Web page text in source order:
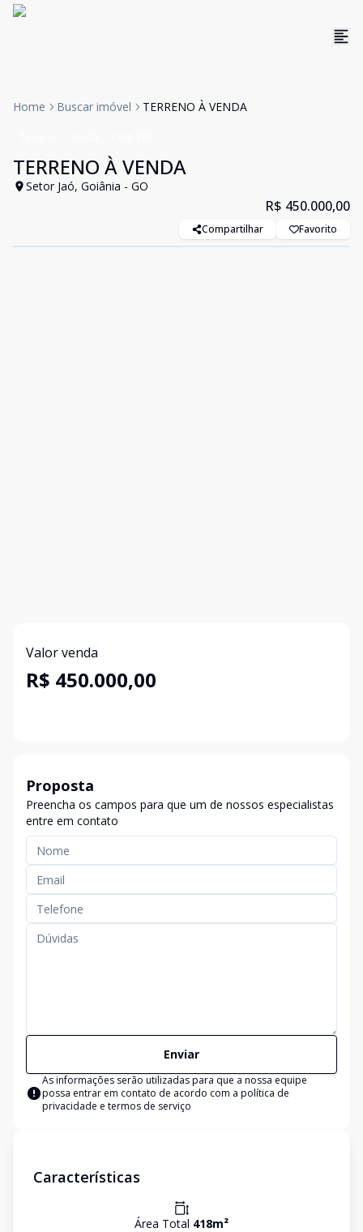
Home Buscar imóvel TERRENO À VENDA
TERRENO À VENDA
Setor Jaó, Goiânia - GO
R$ 450.000,00
Compartilhar Favorito
Valor venda
R$ 450.000,00
Proposta
Preencha os campos para que um de nossos especialistas
entre em contato
Enviar
As informações serão utilizadas para que a nossa equipe
possa entrar em contato de acordo com a política de
privacidade e termos de serviço
Características
Área Total 418m²